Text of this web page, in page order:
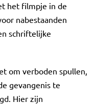
het filmpje in de
nabestaanden
schriftelijke
om verboden spullen,
gevangenis te
Hier zijn